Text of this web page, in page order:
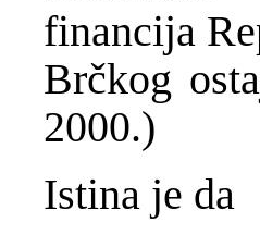
financija
Brčkog
2000.)
Istina je da